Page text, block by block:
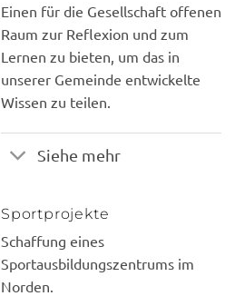
Einen für die Gesellschaft offenen
Raum zur Reflexion und zum
Lernen zu bieten, um das in
unserer Gemeinde entwickelte
Wissen zu teilen.
Siehe mehr
Sportprojekte
Schaffung eines
Sportausbildungszentrums im
Norden.